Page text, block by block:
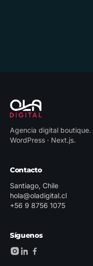
Agencia digital boutique.
WordPress · Next.js.
Contacto
Santiago, Chile
hola@oladigital.cl
+56 9 8756 1075
Síguenos